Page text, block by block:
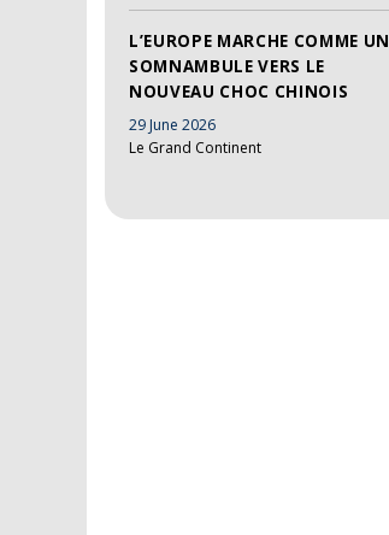
L’EUROPE MARCHE COMME UN
SOMNAMBULE VERS LE
NOUVEAU CHOC CHINOIS
29 June 2026
Le Grand Continent